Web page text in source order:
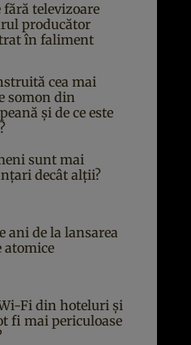
televizoare
producător
în faliment
cea mai
somon din
și de ce este
sunt mai
decât alții?
ani de la lansarea
atomice
Fi din hoteluri și
fi mai periculoase